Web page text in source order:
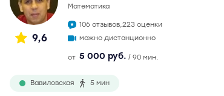
9,6
математика
106 отзывов,223 оценки
можно дистанционно
от 5 000 руб. / 90 мин.
Вавиловская 5 мин